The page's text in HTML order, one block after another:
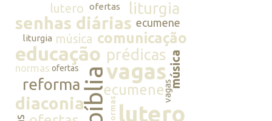
lutero ofertas liturgia
senhas diárias ecumene
liturgia música comunicação
educação prédicasmúsica
normas ofertasbíbliavagas
reforma
diaconia
ecumenevagas
normaslutero